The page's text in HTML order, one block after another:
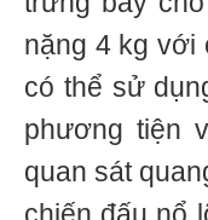
nặng 4 kg với
có thể sử
phương tiện
quan sát